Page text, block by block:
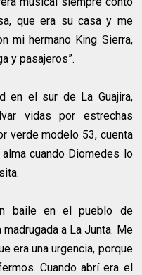
que era su casa y me
mi hermano King Sierra,
y pasajeros”.
en el sur de La Guajira,
vidas por estrechas
verde modelo 53, cuenta
cuando Diomedes lo
baile en el pueblo de
a La Junta. Me
era una urgencia, porque
Cuando abrí era el